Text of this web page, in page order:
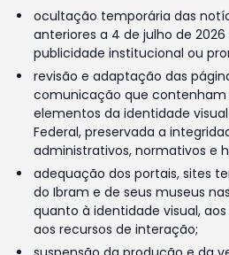
ocultação temporária das
anteriores a 4 de julho de
publicidade institucional ou
revisão e adaptação das
comunicação que contenham
elementos da identidade
Federal, preservada a
administrativos, normativos e
adequação dos portais, sites
do Ibram e de seus museus
quanto à identidade visual,
aos recursos de interação;